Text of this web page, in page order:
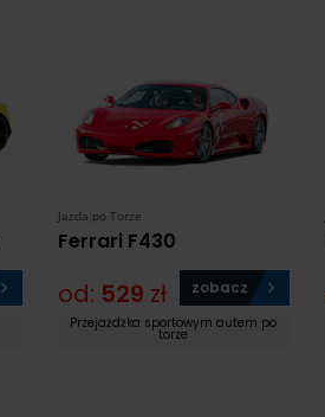
Jazda po Torze
Ferrari F430
od: 529 zł zobacz
Przejażdżka sportowym autem po
torze